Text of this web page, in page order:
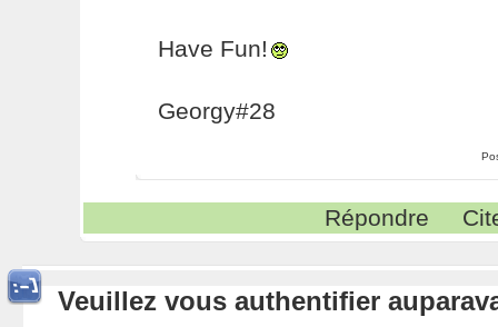
Have Fun!
Georgy#28
Répondre
Veuillez vous authentifier